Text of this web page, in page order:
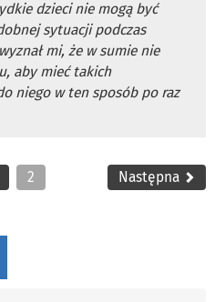
dzieci nie mogą być
sytuacji podczas
mi, że w sumie nie
aby mieć takich
niego w ten sposób po raz
2 Następna